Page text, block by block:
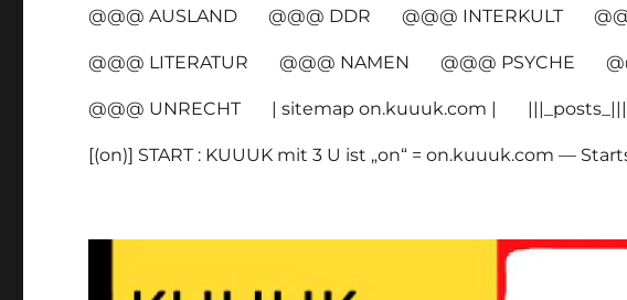
@@@ AUSLAND @@@ DDR @@@ INTERKULT
@@@ LITERATUR @@@ NAMEN @@@ PSYCHE
@@@ UNRECHT | sitemap on.kuuuk.com | |||_posts_|||
[(on)] START : KUUUK mit 3 U ist „on“ = on.kuuuk.com —